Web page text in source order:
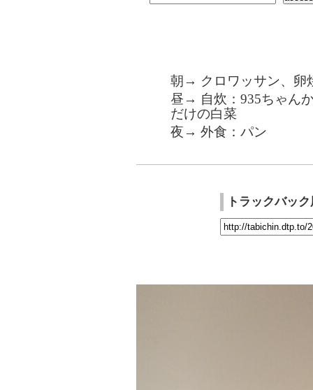
朝→ クロワッサン、卵
昼→ 自炊：935ちゃん
だけの白菜
夜→ 外食：パン
トラックバッ